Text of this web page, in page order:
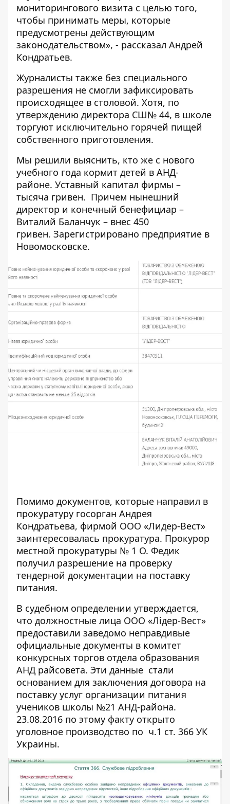
мониторингового визита с целью того,
чтобы принимать меры, которые
предусмотрены действующим
законодательством», - рассказал Андрей
Кондратьев.
Журналисты также без специального
разрешения не смогли зафиксировать
происходящее в столовой. Хотя, по
утверждению директора СШ№ 44, в школе
торгуют исключительно горячей пищей
собственного приготовления.
Мы решили выяснить, кто же с нового
учебного года кормит детей в АНД-
районе. Уставный капитал фирмы –
тысяча гривен. Причем нынешний
директор и конечный бенефициар –
Виталий Баланчук – внес 450
гривен. Зарегистрировано предприятие в
Новомосковске.
Помимо документов, которые направил в
прокуратуру госорган Андрея
Кондратьева, фирмой ООО «Лидер-Вест»
заинтересовалась прокуратура. Прокурор
местной прокуратуры № 1 О. Федик
получил разрешение на проверку
тендерной документации на поставку
питания.
В судебном определении утверждается,
что должностные лица ООО «Лідер-Вест»
предоставили заведомо неправдивые
официальные документы в комитет
конкурсных торгов отдела образования
АНД райсовета. Эти данные стали
основанием для заключения договора на
поставку услуг организации питания
учеников школы №21 АНД-района.
23.08.2016 по этому факту открыто
уголовное производство по ч.1 ст. 366 УК
Украины.